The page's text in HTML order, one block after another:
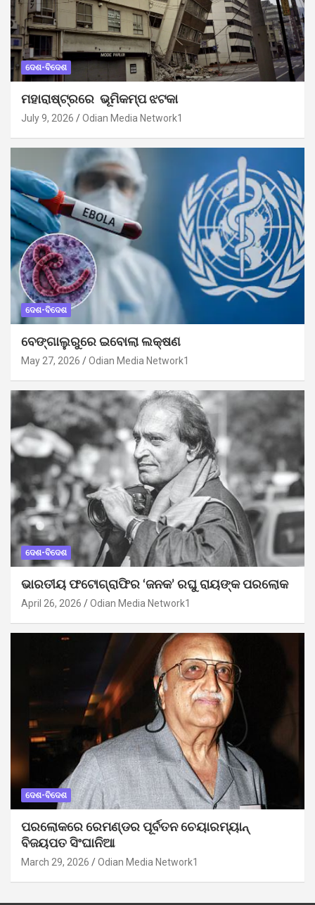
ଦେଶ-ବିଦେଶ
ମହାରାଷ୍ଟ୍ରରେ ଭୂମିକମ୍ପ ଝଟକା
July 9, 2026 Odian Media Network1
ଦେଶ-ବିଦେଶ
ବେଙ୍ଗାଲୁରୁରେ ଇବୋଲା ଲକ୍ଷଣ
May 27, 2026 Odian Media Network1
ଦେଶ-ବିଦେଶ
ଭାରତୀୟ ଫଟୋଗ୍ରାଫିର ‘ଜନକ’ ରଘୁ ରାୟଙ୍କ ପରଲୋକ
April 26, 2026 Odian Media Network1
ଦେଶ-ବିଦେଶ
ପରଲୋକରେ ରେମଣ୍ଡର ପୂର୍ବତନ ଚେୟାରମ୍ୟାନ୍
ବିଜୟପତ ସିଂଘାନିଆ
March 29, 2026 Odian Media Network1